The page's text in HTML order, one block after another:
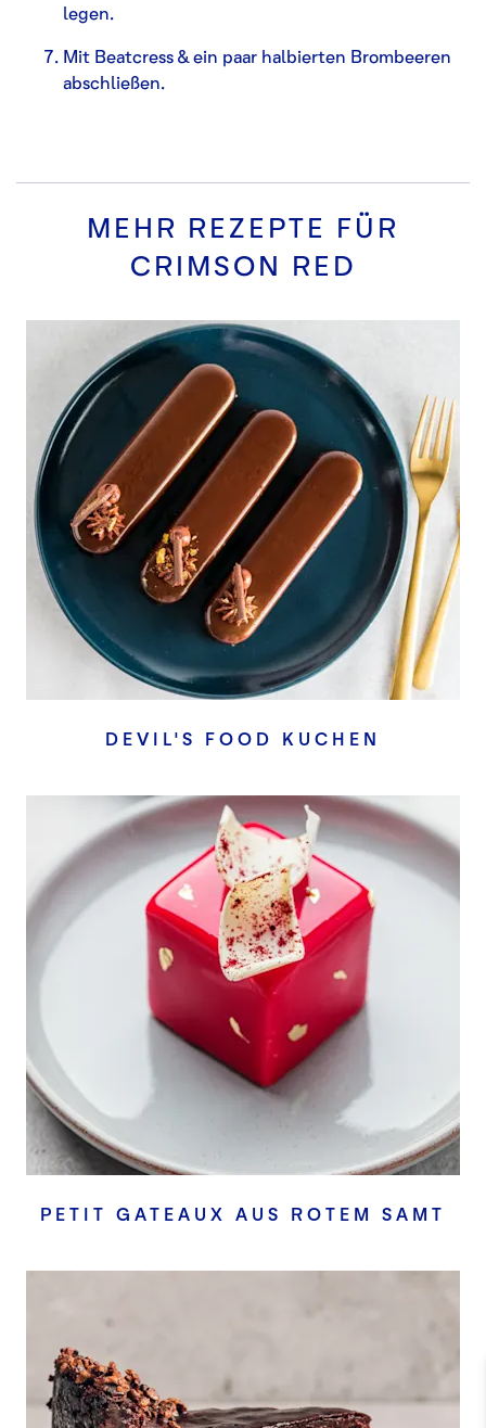
legen.
Mit Beatcress & ein paar halbierten Brombeeren
abschließen.
MEHR REZEPTE FÜR
CRIMSON RED
DEVIL'S FOOD KUCHEN
PETIT GATEAUX AUS ROTEM SAMT